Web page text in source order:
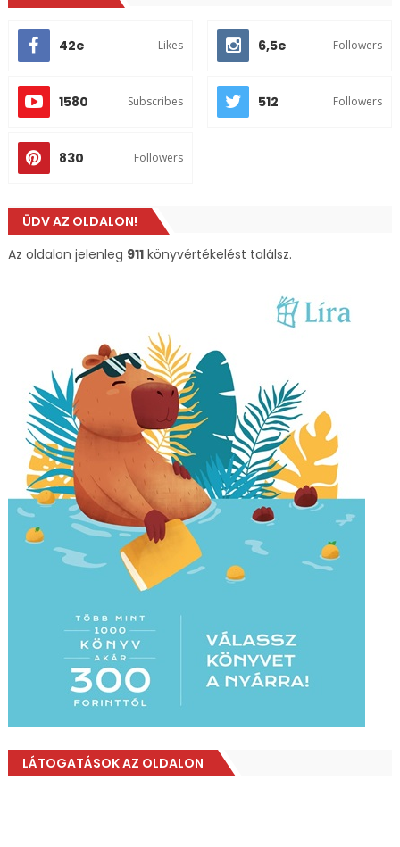
42e Likes 6,5e Followers
1580 Subscribes 512 Followers
830 Followers
ÜDV AZ OLDALON!
Az oldalon jelenleg 911könyvértékelést találsz.
LÁTOGATÁSOK AZ OLDALON